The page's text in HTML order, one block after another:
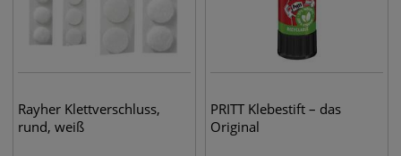
Rayher Klettverschluss,
rund, weiß
PRITT Klebestift – das
Original